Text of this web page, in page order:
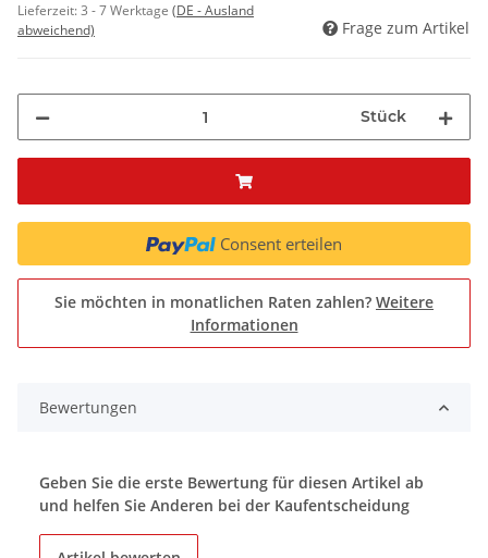
Lieferzeit:3 - 7 Werktage (DE - Ausland
abweichend)
Frage zum Artikel
Stück
Consent erteilen
Sie möchten in monatlichen Raten zahlen? Weitere
Informationen
Bewertungen
Geben Sie die erste Bewertung für diesen Artikel ab
und helfen Sie Anderen bei der Kaufentscheidung